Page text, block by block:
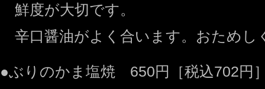
鮮度が大切です。
辛口醤油がよく合います。おためし
●ぶりのかま塩焼 650円［税込702円